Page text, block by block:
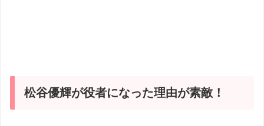
松谷優輝が役者になった理由が素敵！